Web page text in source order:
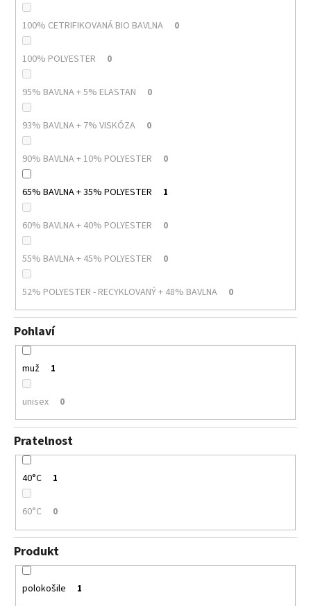
100% CETRIFIKOVANÁ BIO BAVLNA 0
100% POLYESTER 0
95% BAVLNA + 5% ELASTAN 0
93% BAVLNA + 7% VISKÓZA 0
90% BAVLNA + 10% POLYESTER 0
65% BAVLNA + 35% POLYESTER 1
60% BAVLNA + 40% POLYESTER 0
55% BAVLNA + 45% POLYESTER 0
52% POLYESTER - RECYKLOVANÝ + 48% BAVLNA 0
Pohlaví
muž 1
unisex 0
Pratelnost
40°C 1
60°C 0
Produkt
polokošile 1